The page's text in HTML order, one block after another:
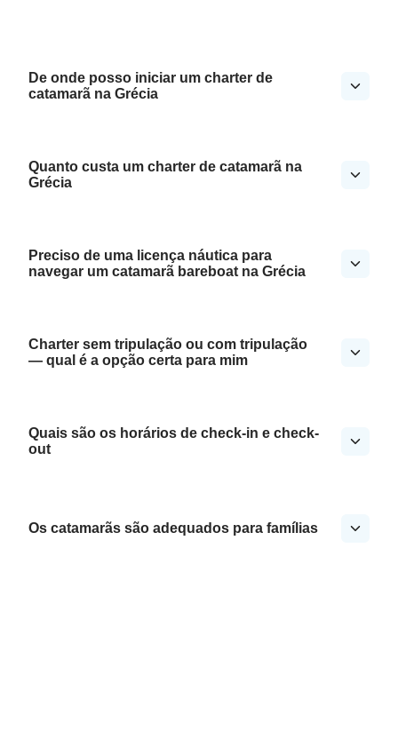
De onde posso iniciar um charter de
catamarã na Grécia
Quanto custa um charter de catamarã na
Grécia
Preciso de uma licença náutica para
navegar um catamarã bareboat na Grécia
Charter sem tripulação ou com tripulação
— qual é a opção certa para mim
Quais são os horários de check-in e check-
out
Os catamarãs são adequados para famílias